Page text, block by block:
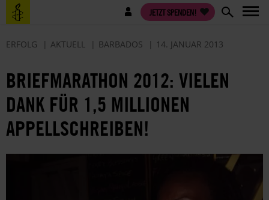
Direkt
zum
Benutzermenü JETZT SPENDEN!
ERFOLG AKTUELL BARBADOS 14. JANUAR 2013
BRIEFMARATHON 2012: VIELEN
DANK FÜR 1,5 MILLIONEN
APPELLSCHREIBEN!